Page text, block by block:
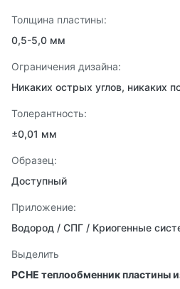
Толщина пластины:
0,5-5,0 мм
Ограничения дизайна:
Никаких острых углов, никаких
Толерантность:
±0,01 мм
Образец:
Доступный
Приложение:
Водород / СПГ / Криогенные
Выделить
PCHE теплообменник пластины